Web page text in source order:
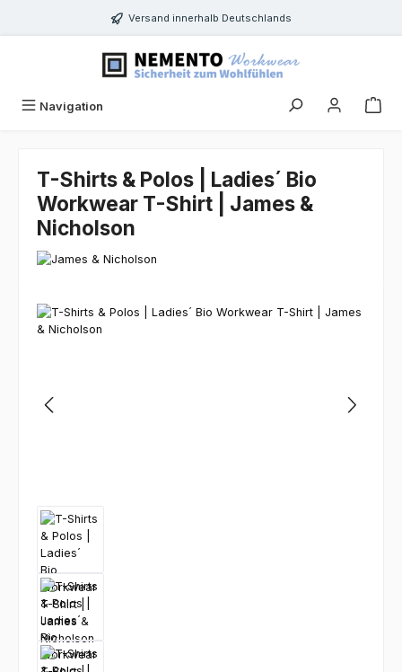
Zum Hauptinhalt springenVersand innerhalb Deutschlands
Navigation
T-Shirts & Polos | Ladies´ Bio
Workwear T-Shirt | James &
Nicholson
Bildergalerie überspringen